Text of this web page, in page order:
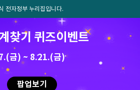
전자정부 누리집입니다.
찾기 퀴즈이벤트
금) ~ 8.21.(금)
팝업보기